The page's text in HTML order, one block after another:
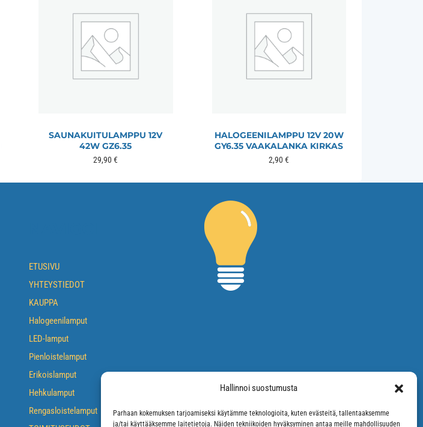
Hallinnoi suostumusta
Parhaan kokemuksen tarjoamiseksi käytämme teknologioita, kuten evästeitä, tallentaaksemme
ja/tai käyttääksemme laitetietoja. Näiden tekniikoiden hyväksyminen antaa meille mahdollisuuden
SAUNAKUITULAMPPU 12V
42W GZ6.35
29,90€
HALOGEENILAMPPU 12V 20W
GY6.35 VAAKALANKA KIRKAS
2,90€
ETUSIVU
YHTEYSTIEDOT
KAUPPA
Halogeenilamput
LED-lamput
Pienloistelamput
Erikoislamput
Hehkulamput
Rengasloistelamput